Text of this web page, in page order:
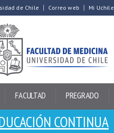
de Chile Correo web Mi Uchile
FACULTAD PREGRADO
CONTINUA